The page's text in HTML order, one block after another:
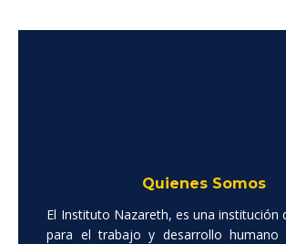
Quienes Somos
El Instituto Nazareth, es una institución
para el trabajo y desarrollo